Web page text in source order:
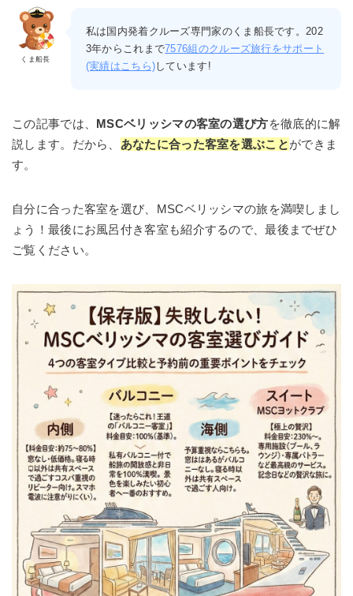
くま船長
私は国内発着クルーズ専門家のくま船長です。202
3年からこれまで7576組のクルーズ旅行をサポート
(実績はこちら)しています!
この記事では、 MSCベリッシマの客室の選び方を徹底的に解
説します。だから、 あなたに合った客室を選ぶことができま
す。
自分に合った客室を選び、MSCベリッシマの旅を満喫しまし
ょう！最後にお風呂付き客室も紹介するので、最後までぜひ
ご覧ください。